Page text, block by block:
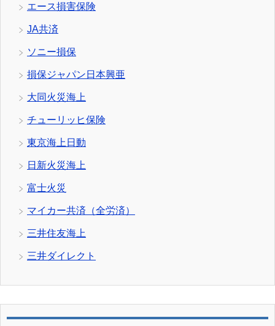
エース損害保険
JA共済
ソニー損保
損保ジャパン日本興亜
大同火災海上
チューリッヒ保険
東京海上日動
日新火災海上
富士火災
マイカー共済（全労済）
三井住友海上
三井ダイレクト